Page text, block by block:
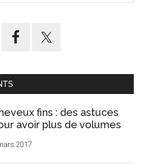
fins : des astuces
avoir plus de volumes
2017